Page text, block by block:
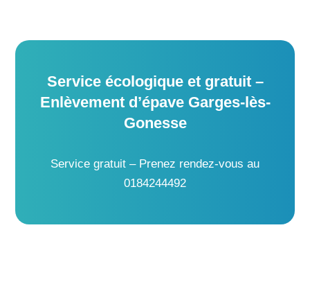
Service écologique et gratuit –
Enlèvement d’épave Garges-lès-
Gonesse
Service gratuit – Prenez rendez-vous au
0184244492